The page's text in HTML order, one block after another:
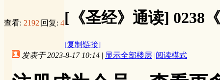
查看: 2192|回复: 4[《圣经》通读] 0238
[复制链接]
发表于 2023-8-17 10:14 | 显示全部楼层 |阅读模式